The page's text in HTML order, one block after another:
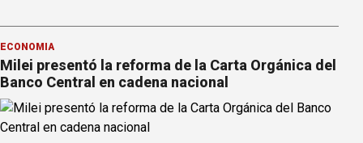
ECONOMÍA
Milei presentó la reforma de la Carta Orgánica del
Banco Central en cadena nacional